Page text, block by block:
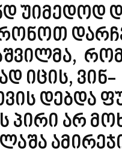
უიმედოდ
იცის, ვინ-
დებდა
პირი არ